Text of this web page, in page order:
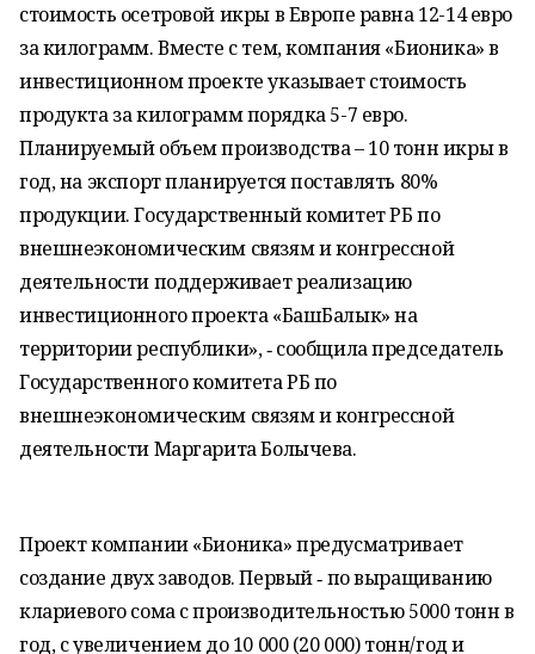
стоимость осетровой икры в Европе равна 12-14 евро
за килограмм. Вместе с тем, компания «Бионика» в
инвестиционном проекте указывает стоимость
продукта за килограмм порядка 5-7 евро.
Планируемый объем производства – 10 тонн икры в
год, на экспорт планируется поставлять 80%
продукции. Государственный комитет РБ по
внешнеэкономическим связям и конгрессной
деятельности поддерживает реализацию
инвестиционного проекта «БашБалык» на
территории республики», ‑ сообщила председатель
Государственного комитета РБ по
внешнеэкономическим связям и конгрессной
деятельности Маргарита Болычева.
Проект компании «Бионика» предусматривает
создание двух заводов. Первый ‑ по выращиванию
клариевого сома с производительностью 5000 тонн в
год, с увеличением до 10 000 (20 000) тонн/год и